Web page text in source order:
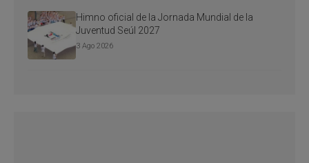
Himno oficial de la Jornada Mundial de la
Juventud Seúl 2027
3 Ago 2026